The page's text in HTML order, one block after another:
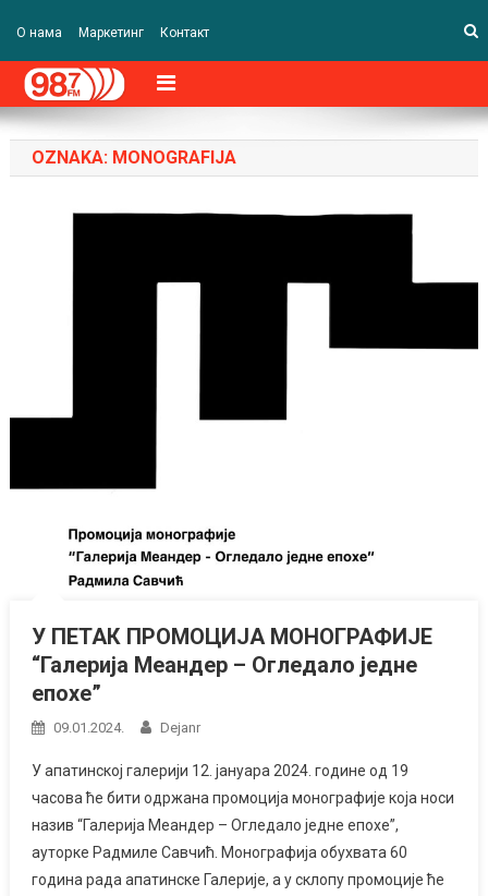
О нама Маркетинг Контакт
OZNAKA: MONOGRAFIJA
У ПЕТАК ПРОМОЦИЈА МОНОГРАФИЈЕ
“Галерија Меандер – Огледало једне
епохе”
09.01.2024. Dejanr
У апатинској галерији 12. јануара 2024. године од 19
часова ће бити одржана промоција монографије која носи
назив “Галерија Меандер – Огледало једне епохе”,
ауторке Радмиле Савчић. Монографија обухвата 60
година рада апатинске Галерије, а у склопу промоције ће